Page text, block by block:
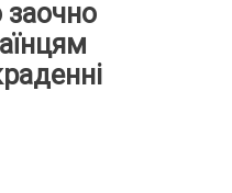
заочно